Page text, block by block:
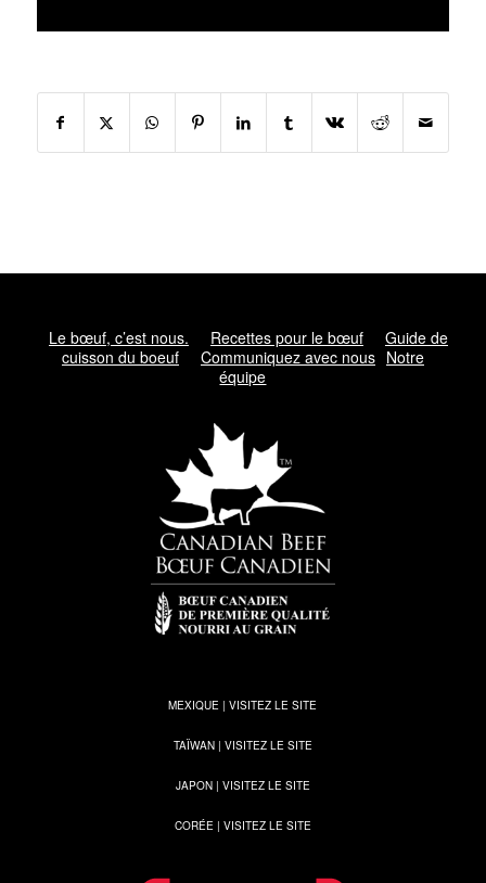
Le bœuf, c’est nous. Recettes pour le bœuf
Guide de
cuisson du boeuf
Communiquez avec nous Notre
équipe
MEXIQUE | VISITEZ LE SITE
TAÏWAN | VISITEZ LE SITE
JAPON | VISITEZ LE SITE
CORÉE | VISITEZ LE SITE